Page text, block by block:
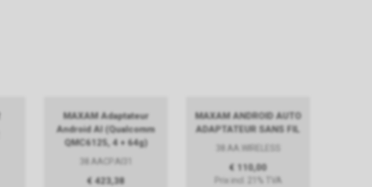
MAXAM Adaptateur
Android AI (Qualcomm
QMC6125, 4 + 64g)
38.AACP.AI31
€ 423,38
MAXAM ANDROID AUTO
ADAPTATEUR SANS FIL
38.AA.WIRELESS
€ 110,00
Prix incl. 21% TVA